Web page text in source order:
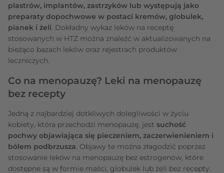
plastrów, implantów, zastrzyków lub występują jako
preparaty dopochwowe w postaci kremów, globulek,
pianek i żeli. Dokładny wykaz leków na receptę
stosowanych w HTZ można znaleźć w aktualizowanych na
bieżąco bazach leków oraz rejestrach produktów
leczniczych.
Co na menopauzę? Leki na menopauzę
bez recepty
Jedną z najbardziej dotkliwych dolegliwości w życiu
kobiety, która przechodzi menopauzę, jest suchość
pochwy objawiająca się pieczeniem, zaczerwienieniem i
bólem podbrzusza. Objawy te można złagodzić poprzez
stosowanie leków na menopauzę bez estrogenów, które
dostępne są w formie maści, globulek lub żeli bez recepty.